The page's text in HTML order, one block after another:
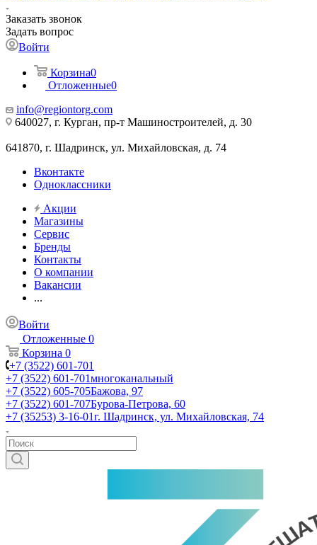
Заказать звонок
Задать вопрос
Войти
Корзина0
Отложенные0
info@regiontorg.com
640027, г. Курган, пр-т Машиностроителей, д. 30
641870, г. Шадринск, ул. Михайловская, д. 74
Вконтакте
Одноклассники
Акции
Магазины
Сервис
Бренды
Контакты
О компании
Вакансии
...
Войти
Отложенные 0
Корзина 0
+7 (3522) 601-701
+7 (3522) 601-701многоканальный
+7 (3522) 605-705Бажова, 97
+7 (3522) 601-707Бурова-Петрова, 60
+7 (35253) 3-16-01г. Шадринск, ул. Михайловская, 74